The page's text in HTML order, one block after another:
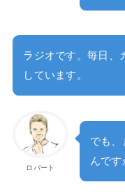
ラジオです。毎日、
しています。
ロバート
でも、
んです